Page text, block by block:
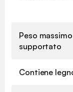
Peso massimo
supportato
Contiene